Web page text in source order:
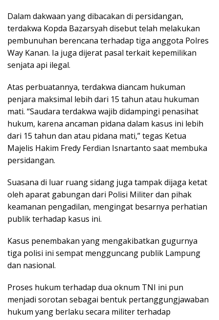
Dalam dakwaan yang dibacakan di persidangan,
terdakwa Kopda Bazarsyah disebut telah melakukan
pembunuhan berencana terhadap tiga anggota Polres
Way Kanan. Ia juga dijerat pasal terkait kepemilikan
senjata api ilegal.
Atas perbuatannya, terdakwa diancam hukuman
penjara maksimal lebih dari 15 tahun atau hukuman
mati. “Saudara terdakwa wajib didampingi penasihat
hukum, karena ancaman pidana dalam kasus ini lebih
dari 15 tahun dan atau pidana mati,” tegas Ketua
Majelis Hakim Fredy Ferdian Isnartanto saat membuka
persidangan.
Suasana di luar ruang sidang juga tampak dijaga ketat
oleh aparat gabungan dari Polisi Militer dan pihak
keamanan pengadilan, mengingat besarnya perhatian
publik terhadap kasus ini.
Kasus penembakan yang mengakibatkan gugurnya
tiga polisi ini sempat mengguncang publik Lampung
dan nasional.
Proses hukum terhadap dua oknum TNI ini pun
menjadi sorotan sebagai bentuk pertanggungjawaban
hukum yang berlaku secara militer terhadap